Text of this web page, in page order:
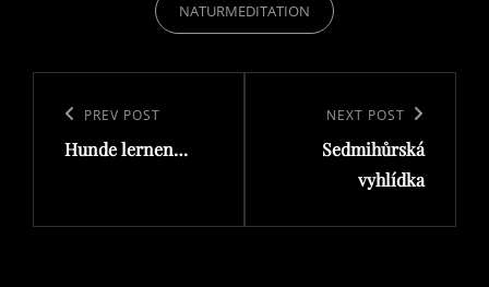
NATURMEDITATION
Previous
Post
PREV POST
Hunde lernen…
NEXT POST
Sedmihůrská
vyhlídka